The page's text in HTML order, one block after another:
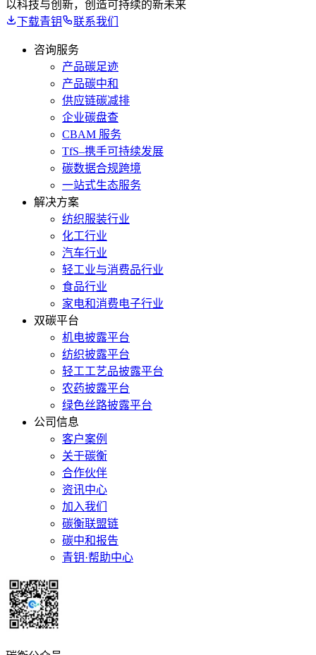
以科技与创新，创造可持续的新未来
下载青钥
联系我们
咨询服务
产品碳足迹
产品碳中和
供应链碳减排
企业碳盘查
CBAM 服务
TfS–携手可持续发展
碳数据合规跨境
一站式生态服务
解决方案
纺织服装行业
化工行业
汽车行业
轻工业与消费品行业
食品行业
家电和消费电子行业
双碳平台
机电披露平台
纺织披露平台
轻工工艺品披露平台
农药披露平台
绿色丝路披露平台
公司信息
客户案例
关于碳衡
合作伙伴
资讯中心
加入我们
碳衡联盟链
碳中和报告
青钥·帮助中心